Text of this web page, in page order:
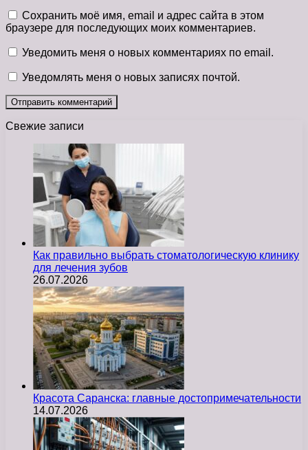
Сохранить моё имя, email и адрес сайта в этом
браузере для последующих моих комментариев.
Уведомить меня о новых комментариях по email.
Уведомлять меня о новых записях почтой.
Свежие записи
Как правильно выбрать стоматологическую клинику
для лечения зубов
26.07.2026
Красота Саранска: главные достопримечательности
14.07.2026